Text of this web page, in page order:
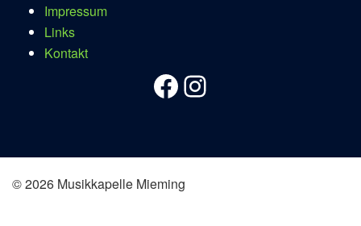
Impressum
Links
Kontakt
Facebook
Instagram
© 2026 Musikkapelle Mieming